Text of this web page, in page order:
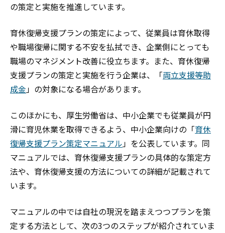
の策定と実施を推進しています。
育休復帰支援プランの策定によって、従業員は育休取得
や職場復帰に関する不安を払拭でき、企業側にとっても
職場のマネジメント改善に役立ちます。また、育休復帰
支援プランの策定と実施を行う企業は、「両立支援等助
成金」の対象になる場合があります。
このほかにも、厚生労働省は、中小企業でも従業員が円
滑に育児休業を取得できるよう、中小企業向けの「育休
復帰支援プラン策定マニュアル」を公表しています。同
マニュアルでは、育休復帰支援プランの具体的な策定方
法や、育休復帰支援の方法についての詳細が記載されて
います。
マニュアルの中では自社の現況を踏まえつつプランを策
定する方法として、次の3つのステップが紹介されていま